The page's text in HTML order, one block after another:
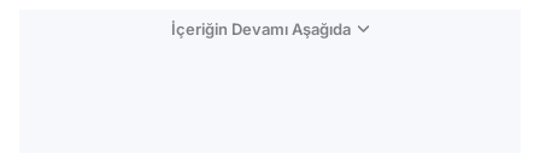
İçeriğin Devamı Aşağıda